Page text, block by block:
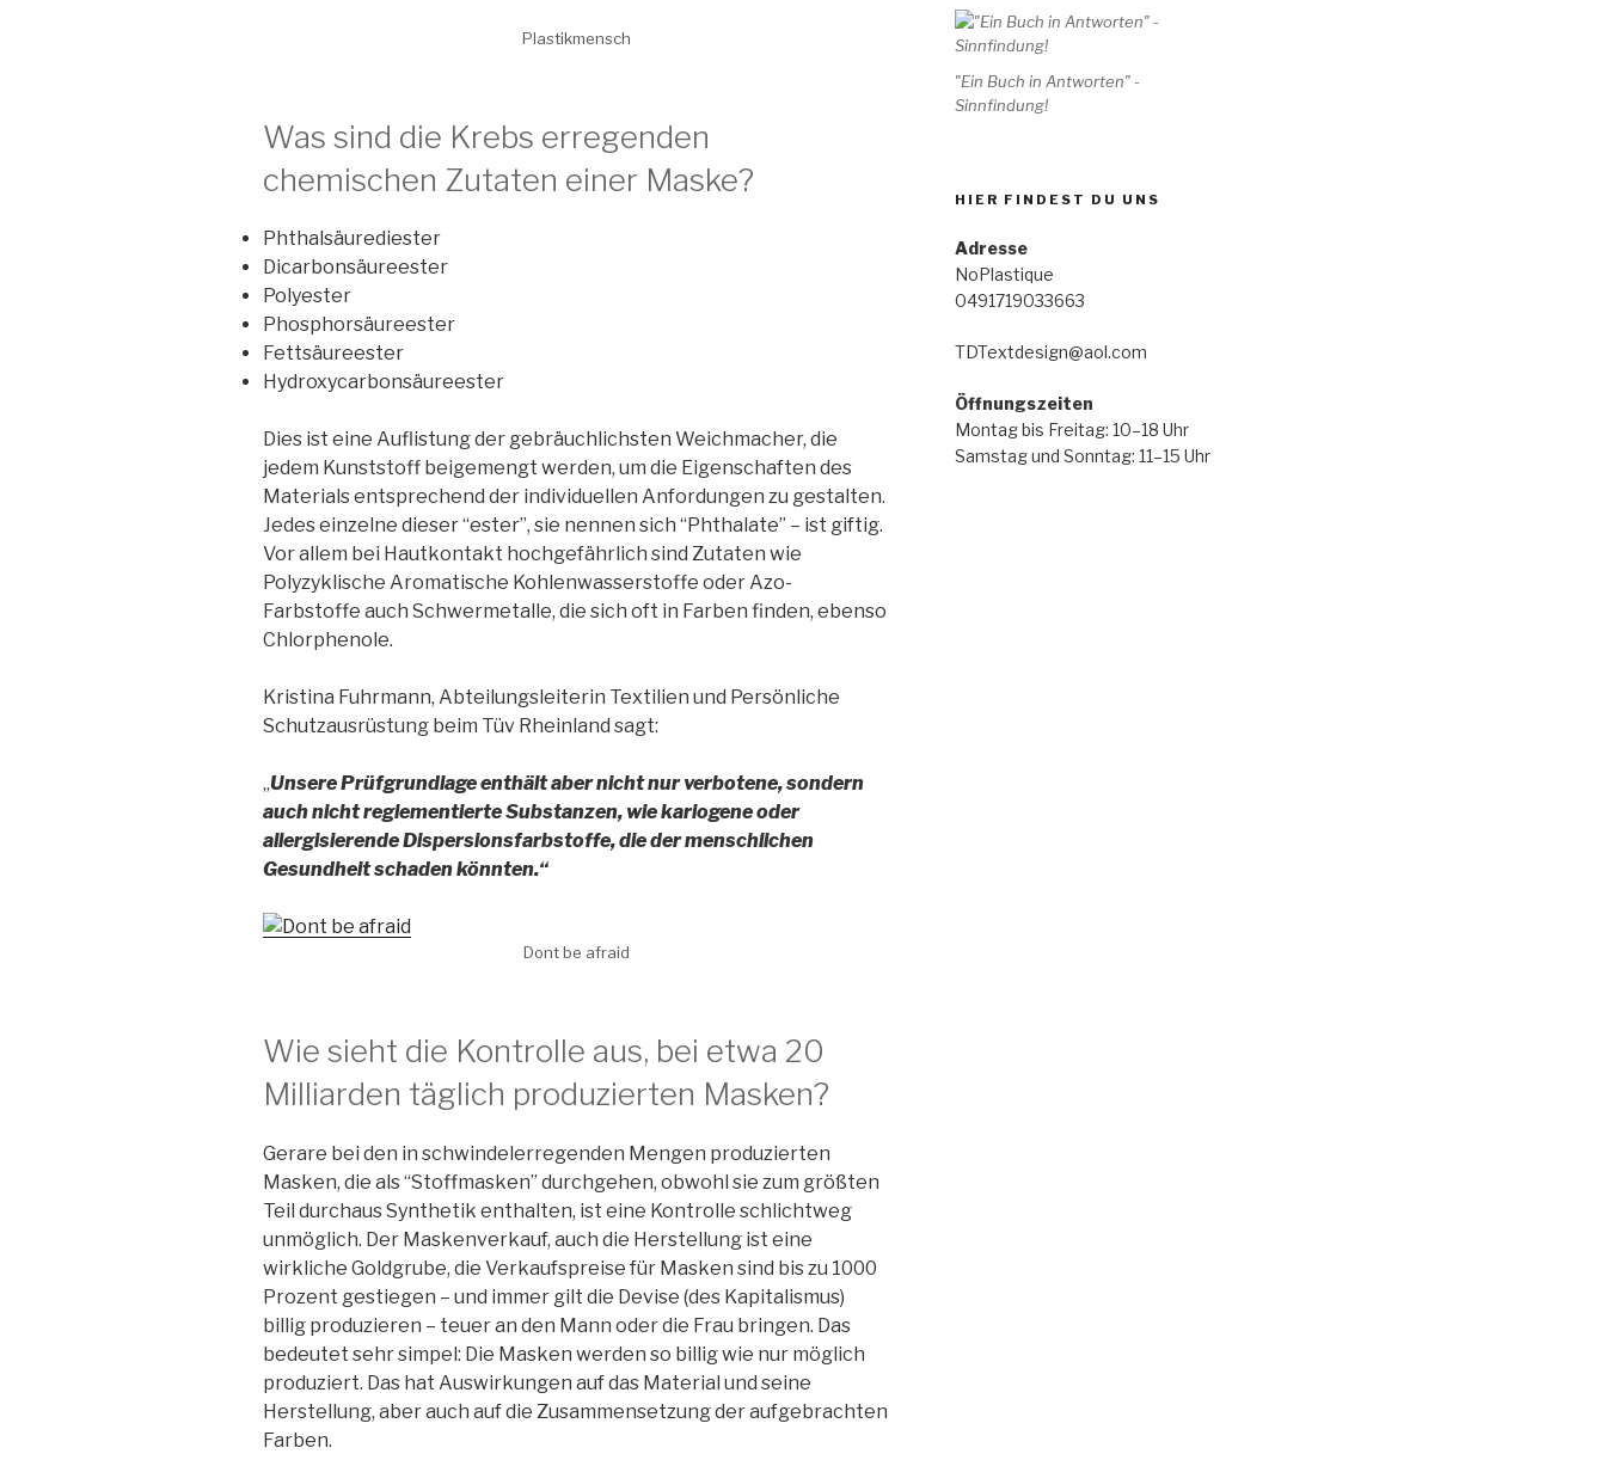
Plastikmensch
Was sind die Krebs erregenden
chemischen Zutaten einer Maske?
Phthalsäurediester
Dicarbonsäureester
Polyester
Phosphorsäureester
Fettsäureester
Hydroxycarbonsäureester
Dies ist eine Auflistung der gebräuchlichsten Weichmacher, die
jedem Kunststoff beigemengt werden, um die Eigenschaften des
Materials entsprechend der individuellen Anfordungen zu gestalten.
Jedes einzelne dieser “ester”, sie nennen sich “Phthalate” – ist giftig.
Vor allem bei Hautkontakt hochgefährlich sind Zutaten wie
Polyzyklische Aromatische Kohlenwasserstoffe oder Azo-
Farbstoffe auch Schwermetalle, die sich oft in Farben finden, ebenso
Chlorphenole.
Kristina Fuhrmann, Abteilungsleiterin Textilien und Persönliche
Schutzausrüstung beim Tüv Rheinland sagt:
„Unsere Prüfgrundlage enthält aber nicht nur verbotene, sondern
auch nicht reglementierte Substanzen, wie kariogene oder
allergisierende Dispersionsfarbstoffe, die der menschlichen
Gesundheit schaden könnten.“
Dont be afraid
Wie sieht die Kontrolle aus, bei etwa 20
Milliarden täglich produzierten Masken?
Gerare bei den in schwindelerregenden Mengen produzierten
Masken, die als “Stoffmasken” durchgehen, obwohl sie zum größten
Teil durchaus Synthetik enthalten, ist eine Kontrolle schlichtweg
unmöglich. Der Maskenverkauf, auch die Herstellung ist eine
wirkliche Goldgrube, die Verkaufspreise für Masken sind bis zu 1000
Prozent gestiegen – und immer gilt die Devise (des Kapitalismus)
billig produzieren – teuer an den Mann oder die Frau bringen. Das
bedeutet sehr simpel: Die Masken werden so billig wie nur möglich
produziert. Das hat Auswirkungen auf das Material und seine
Herstellung, aber auch auf die Zusammensetzung der aufgebrachten
Farben.
"Ein Buch in Antworten" -
Sinnfindung!
HIER FINDEST DU UNS
Adresse
NoPlastique
0491719033663
TDTextdesign@aol.com
Öffnungszeiten
Montag bis Freitag: 10–18 Uhr
Samstag und Sonntag: 11–15 Uhr